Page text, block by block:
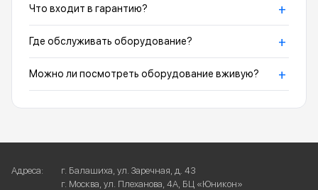
Что входит в гарантию? +
Где обслуживать оборудование? +
Можно ли посмотреть оборудование вживую? +
Адреса:
г. Балашиха, ул. Заречная, д. 43
г. Москва, ул. Плеханова, 4А, БЦ «Юникон»